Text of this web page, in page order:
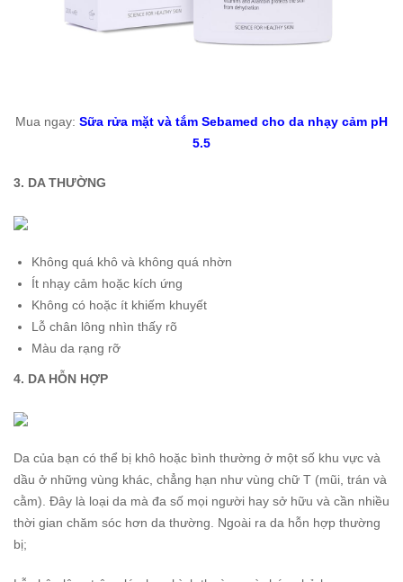
Mua ngay: Sữa rửa mặt và tắm Sebamed cho da nhạy cảm pH
5.5
3. DA THƯỜNG
Không quá khô và không quá nhờn
Ít nhạy cảm hoặc kích ứng
Không có hoặc ít khiếm khuyết
Lỗ chân lông nhìn thấy rõ
Màu da rạng rỡ
4. DA HỖN HỢP
Da của bạn có thể bị khô hoặc bình thường ở một số khu vực và
dầu ở những vùng khác, chẳng hạn như vùng chữ T (mũi, trán và
cằm). Đây là loại da mà đa số mọi người hay sở hữu và cần nhiều
thời gian chăm sóc hơn da thường. Ngoài ra da hỗn hợp thường
bị;